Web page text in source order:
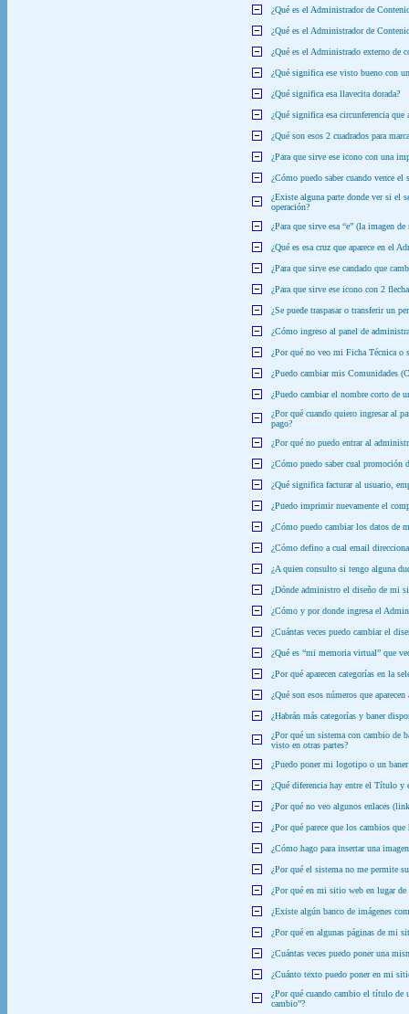
¿Qué es el Administrador de
¿Qué es el Administrador de
¿Qué es el Administrado externo de
¿Qué significa ese visto bueno con
¿Qué significa esa llavecita dorada?
¿Qué significa esa circunferencia
¿Qué son esos 2 cuadrados para
¿Para que sirve ese icono con una
¿Cómo puedo saber cuando vence
¿Existe alguna parte donde ver si el
operación?
¿Para que sirve esa “e” (la imagen
¿Qué es esa cruz que aparece en el
¿Para que sirve ese candado que
¿Para que sirve ese icono con 2
¿Se puede traspasar o transferir un
¿Cómo ingreso al panel de
¿Por qué no veo mi Ficha Técnica
¿Puedo cambiar mis Comunidades
¿Puedo cambiar el nombre corto de
¿Por qué cuando quiero ingresar al
pago?
¿Por qué no puedo entrar al
¿Cómo puedo saber cual promoción
¿Qué significa facturar al usuario,
¿Puedo imprimir nuevamente el
¿Cómo puedo cambiar los datos de
¿Cómo defino a cual email
¿A quien consulto si tengo alguna
¿Dónde administro el diseño de mi
¿Cómo y por donde ingresa el
¿Cuántas veces puedo cambiar el
¿Qué es “mi memoria virtual” que
¿Por qué aparecen categorías en la
¿Qué son esos números que
¿Habrán más categorías y baner
¿Por qué un sistema con cambio de
visto en otras partes?
¿Puedo poner mi logotipo o un
¿Qué diferencia hay entre el Título y
¿Por qué no veo algunos enlaces
¿Por qué parece que los cambios
¿Cómo hago para insertar una
¿Por qué el sistema no me permite
¿Por qué en mi sitio web en lugar
¿Existe algún banco de imágenes
¿Por qué en algunas páginas de mi
¿Cuántas veces puedo poner una
¿Cuánto texto puedo poner en mi
¿Por qué cuando cambio el título de
cambio”?